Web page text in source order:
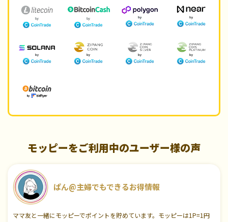
モッピーをご利用中のユーザー様の声
ぱん@主婦でもできるお得情報
ママ友と一緒にモッピーでポイントを貯めています。モッピーは1P=1円